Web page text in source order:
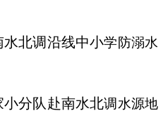
北调沿线中小学防溺水
分队赴南水北调水源地